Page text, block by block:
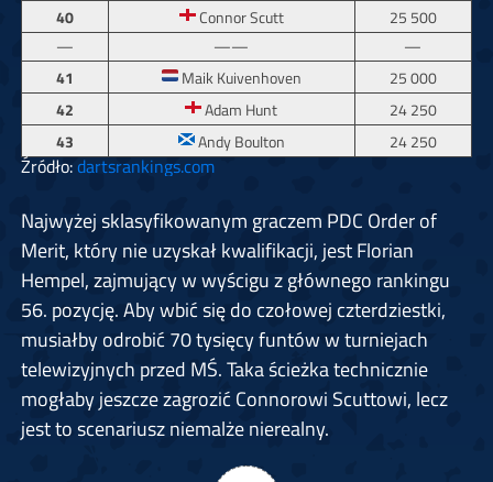
40
Connor Scutt
25 500
—
——
—
41
Maik Kuivenhoven
25 000
42
Adam Hunt
24 250
43
Andy Boulton 24 250
Źródło:dartsrankings.com
Najwyżej sklasyfikowanym graczem PDC Order of
Merit, który nie uzyskał kwalifikacji, jest Florian
Hempel, zajmujący w wyścigu z głównego rankingu
56. pozycję. Aby wbić się do czołowej czterdziestki,
musiałby odrobić 70 tysięcy funtów w turniejach
telewizyjnych przed MŚ. Taka ścieżka technicznie
mogłaby jeszcze zagrozić Connorowi Scuttowi, lecz
jest to scenariusz niemalże nierealny.